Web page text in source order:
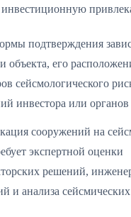
подтверждения
объекта, его
сейсмологического
инвестора или органов
сооружений на
экспертной оценки
решений,
и анализа